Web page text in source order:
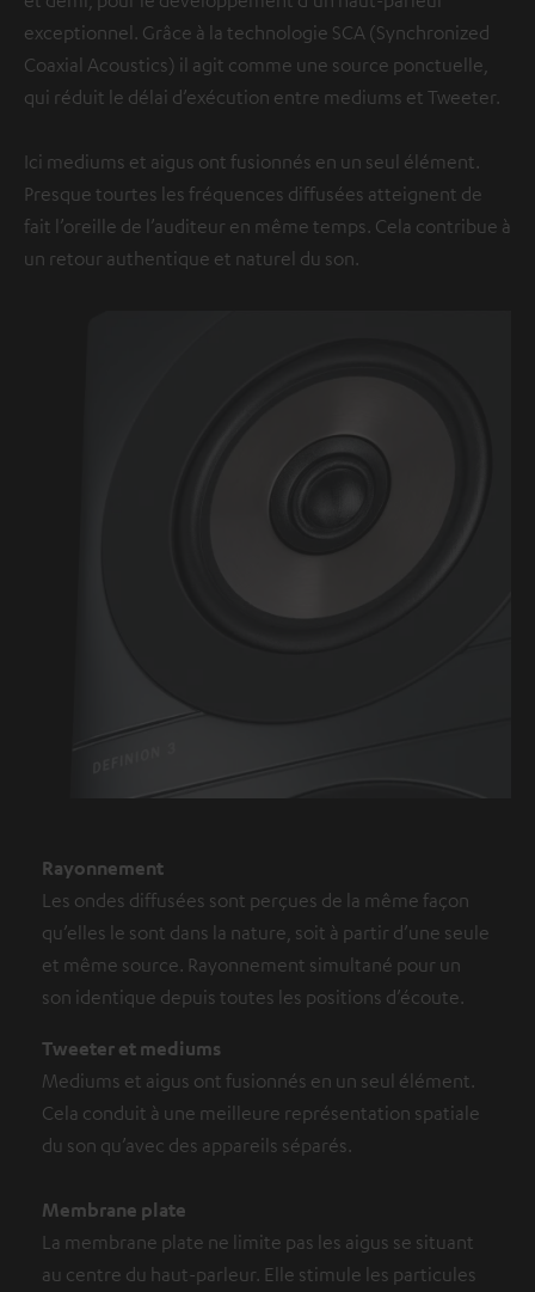
exceptionnel. Grâce à la technologie SCA (Synchronized
Coaxial Acoustics) il agit comme une source ponctuelle,
qui réduit le délai d’exécution entre mediums et Tweeter.
Ici mediums et aigus ont fusionnés en un seul élément.
Presque tourtes les fréquences diffusées atteignent de
fait l’oreille de l’auditeur en même temps. Cela contribue à
un retour authentique et naturel du son.
Rayonnement
Les ondes diffusées sont perçues de la même façon
qu’elles le sont dans la nature, soit à partir d’une seule
et même source. Rayonnement simultané pour un
son identique depuis toutes les positions d’écoute.
Tweeter et mediums
Mediums et aigus ont fusionnés en un seul élément.
Cela conduit à une meilleure représentation spatiale
du son qu’avec des appareils séparés.
Membrane plate
La membrane plate ne limite pas les aigus se situant
au centre du haut-parleur. Elle stimule les particules